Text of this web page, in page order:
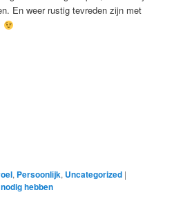
En weer rustig tevreden zijn met
, Persoonlijk, Uncategorized |
nodig hebben